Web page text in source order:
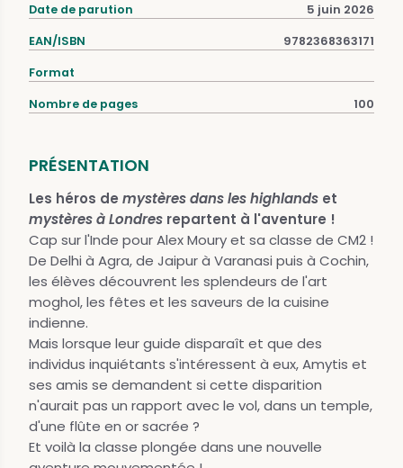
Date de parution 5 juin 2026
EAN/ISBN 9782368363171
Format
Nombre de pages 100
PRÉSENTATION
Les héros de mystères dans les highlands et
mystères à Londres repartent à l'aventure !
Cap sur l'Inde pour Alex Moury et sa classe de CM2 !
De Delhi à Agra, de Jaipur à Varanasi puis à Cochin,
les élèves découvrent les splendeurs de l'art
moghol, les fêtes et les saveurs de la cuisine
indienne.
Mais lorsque leur guide disparaît et que des
individus inquiétants s'intéressent à eux, Amytis et
ses amis se demandent si cette disparition
n'aurait pas un rapport avec le vol, dans un temple,
d'une flûte en or sacrée ?
Et voilà la classe plongée dans une nouvelle